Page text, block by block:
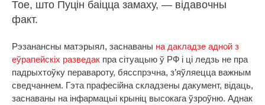
Тое, што Пуцін баіцца замаху, — відавочны
факт.
Рэзанансны матэрыял, заснаваны на дакладзе адной з
еўрапейскіх разведак пра сітуацыю ў РФ і ці ледзь не пра
падрыхтоўку перавароту, бясспрэчна, з’яўляецца важным
сведчаннем. Гэта прафесійна складзены дакумент, відаць,
заснаваны на інфармацыі крыніц высокага ўзроўню. Аднак